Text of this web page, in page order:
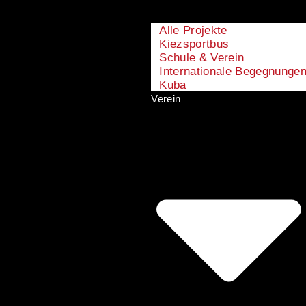
Alle Projekte
Kiezsportbus
Schule & Verein
Internationale
Kuba
Verein